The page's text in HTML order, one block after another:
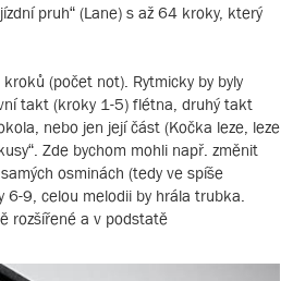
pruh“ (Lane) s až 64 kroky, který
(počet not). Rytmicky by byly
takt (kroky 1-5) flétna, druhý takt
nebo jen její část (Kočka leze, leze
Zde bychom mohli např. změnit
osminách (tedy ve spíše
9, celou melodii by hrála trubka.
rozšířené a v podstatě